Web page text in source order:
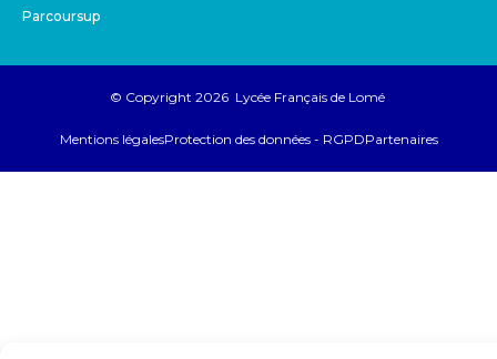
Parcoursup
© Copyright 2026 Lycée Français de Lomé
Mentions légalesProtection des données - RGPDPartenaires